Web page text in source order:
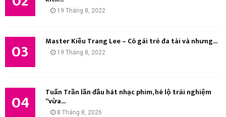
19 Tháng 8, 2022
03 Master Kiều Trang Lee – Cô gái trẻ đa tài và nhưng...
19 Tháng 8, 2022
04 Tuấn Trần lần đầu hát nhạc phim, hé lộ trải nghiệm
“vừa...
8 Tháng 8, 2026